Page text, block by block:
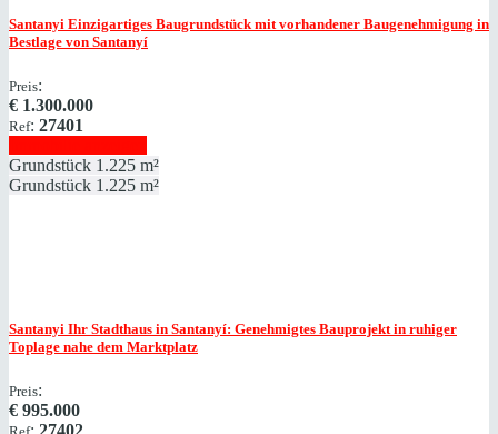
Santanyi Einzigartiges Baugrundstück mit vorhandener Baugenehmigung in
Bestlage von Santanyí
Preis:
€ 1.300.000
Ref: 27401
Grundstück 1.225 m²
Grundstück 1.225 m²
Santanyi Ihr Stadthaus in Santanyí: Genehmigtes Bauprojekt in ruhiger
Toplage nahe dem Marktplatz
Preis:
€ 995.000
: 27402